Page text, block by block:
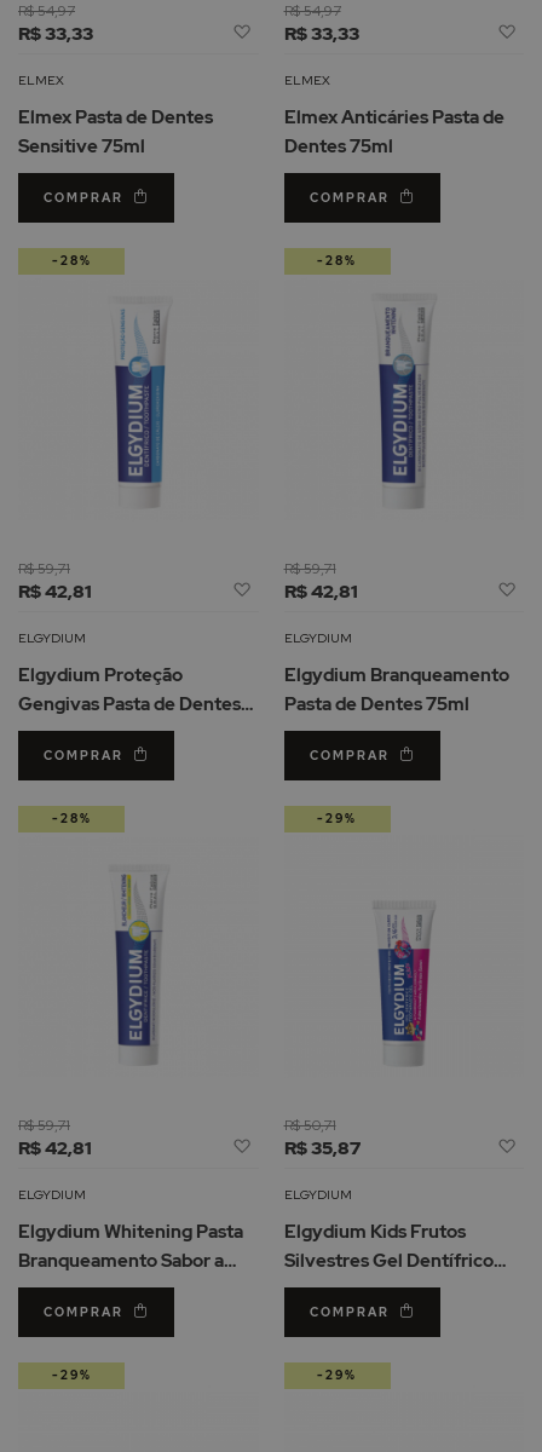
R$ 33,33
R$ 54,97
Adicionar
Lista
Desejos
ELMEX
Elmex Pasta de Dentes
Sensitive 75ml
COMPRAR
R$ 33,33
R$ 54,97
ELMEX
Elmex Anticáries Pasta de
Dentes 75ml
COMPRAR
R$ 42,81
R$ 59,71
Adicionar
Lista
Desejos
ELGYDIUM
Elgydium Proteção
Gengivas Pasta de Dentes
75ml
COMPRAR
-28%
R$ 42,81
R$ 59,71
ELGYDIUM
Elgydium Branqueamento
Pasta de Dentes 75ml
COMPRAR
-28%
R$ 42,81
R$ 59,71
Adicionar
Lista
Desejos
ELGYDIUM
Elgydium Whitening Pasta
Branqueamento Sabor a
Limão 75ml
COMPRAR
-28%
R$ 35,87
R$ 50,71
ELGYDIUM
Elgydium Kids Frutos
Silvestres Gel Dentífrico
50ml
COMPRAR
-29%
-29% -29%